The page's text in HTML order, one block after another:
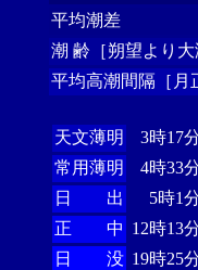
平均潮差
潮 齢［朔望より大
平均高潮間隔［月
天文薄明
3時17
常用薄明
4時33
日 出
5時1
正 中 12時13
日 没 19時25